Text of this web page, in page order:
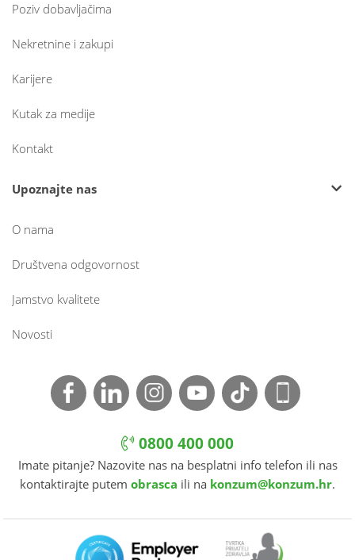
Poziv dobavljačima
Nekretnine i zakupi
Karijere
Kutak za medije
Kontakt
Upoznajte nas
O nama
Društvena odgovornost
Jamstvo kvalitete
Novosti
0800 400 000
Imate pitanje? Nazovite nas na besplatni info telefon ili nas
kontaktirajte putem obrasca ili na konzum@konzum.hr.